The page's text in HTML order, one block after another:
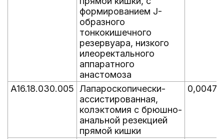
формированием J-
образного
тонкокишечного
резервуара, низкого
илеоректального
аппаратного
анастомоза
A16.18.030.005 Лапароскопически-
ассистированная,
колэктомия с брюшно-
анальной резекцией
прямой кишки
0,0047